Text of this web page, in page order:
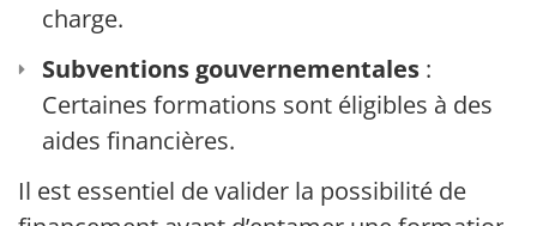
charge.
Subventions gouvernementales :
Certaines formations sont éligibles à des
aides financières.
Il est essentiel de valider la possibilité de